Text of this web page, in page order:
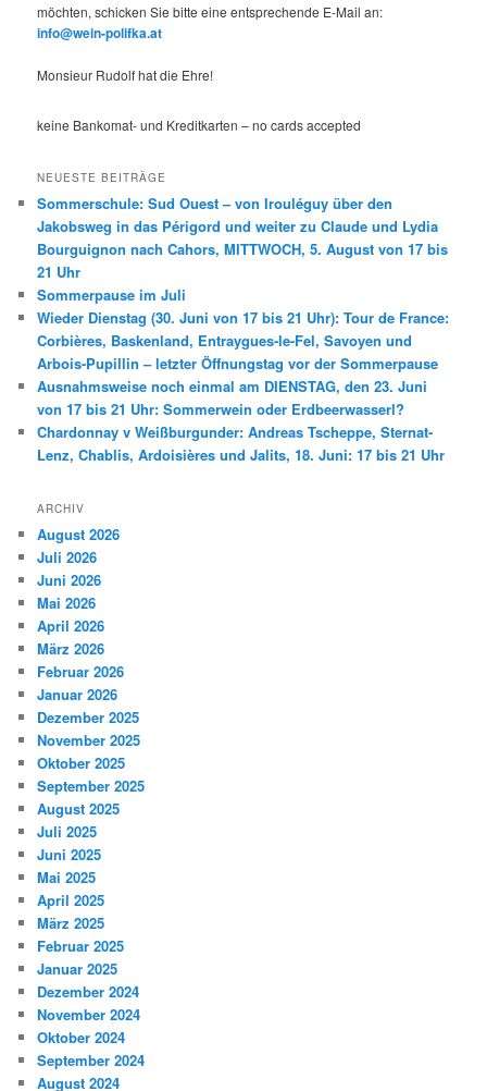
möchten, schicken Sie bitte eine entsprechende E-Mail an:
info@wein-polifka.at
Monsieur Rudolf hat die Ehre!
keine Bankomat- und Kreditkarten – no cards accepted
NEUESTE BEITRÄGE
Sommerschule: Sud Ouest – von Irouléguy über den
Jakobsweg in das Périgord und weiter zu Claude und Lydia
Bourguignon nach Cahors, MITTWOCH, 5. August von 17 bis
21 Uhr
Sommerpause im Juli
Wieder Dienstag (30. Juni von 17 bis 21 Uhr): Tour de France:
Corbières, Baskenland, Entraygues-le-Fel, Savoyen und
Arbois-Pupillin – letzter Öffnungstag vor der Sommerpause
Ausnahmsweise noch einmal am DIENSTAG, den 23. Juni
von 17 bis 21 Uhr: Sommerwein oder Erdbeerwasserl?
Chardonnay v Weißburgunder: Andreas Tscheppe, Sternat-
Lenz, Chablis, Ardoisières und Jalits, 18. Juni: 17 bis 21 Uhr
ARCHIV
August 2026
Juli 2026
Juni 2026
Mai 2026
April 2026
März 2026
Februar 2026
Januar 2026
Dezember 2025
November 2025
Oktober 2025
September 2025
August 2025
Juli 2025
Juni 2025
Mai 2025
April 2025
März 2025
Februar 2025
Januar 2025
Dezember 2024
November 2024
Oktober 2024
September 2024
August 2024